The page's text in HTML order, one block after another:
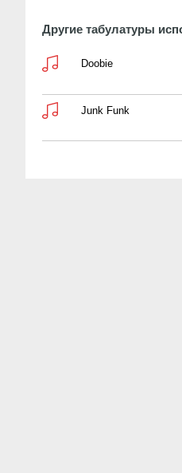
Другие табулатуры
Doobie
Junk Funk